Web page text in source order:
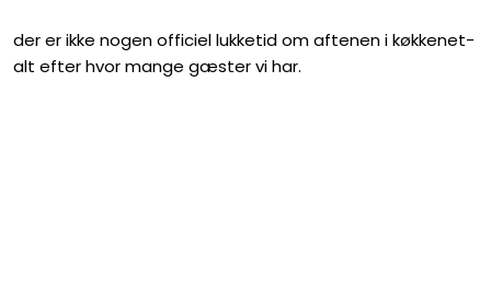
​​​der er ikke nogen officiel lukketid om aftenen i køkkenet-
alt efter hvor mange gæster vi har.